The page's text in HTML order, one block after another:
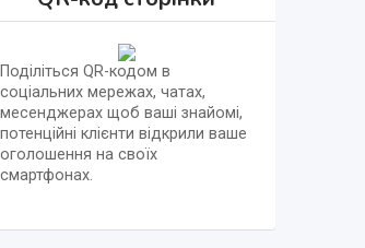
Поділіться QR-кодом в
соціальних мережах, чатах,
месенджерах щоб ваші знайомі,
потенційні клієнти відкрили ваше
оголошення на своїх
смартфонах.